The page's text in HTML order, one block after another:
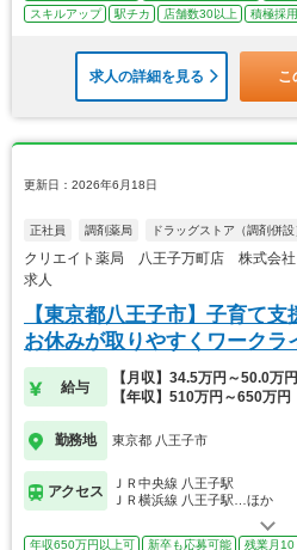
スキルアップ
駅チカ 店舗数30以上 積極採
求人の詳細を見る こ
更新日：2026年6月18日
正社員 調剤薬局 ドラッグストア（調剤併設
クリエイト薬局 八王子万町店 株式会社
求人
【東京都八王子市】子育て
お休みが取りやすくワーク
給与
【月収】34.5万円～50.0万円
【年収】510万円～650万円
勤務地 東京都 八王子市
アクセス
ＪＲ中央線 八王子駅
ＪＲ横浜線 八王子駅…ほか
年収650万円以上可 新卒も応募可能 残業月10